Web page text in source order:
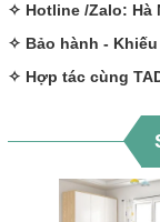
✧ Hotline /Zalo: Hà
✧ Bảo hành - Khiếu
✧ Hợp tác cùng